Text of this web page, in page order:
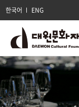
한국어 ENG